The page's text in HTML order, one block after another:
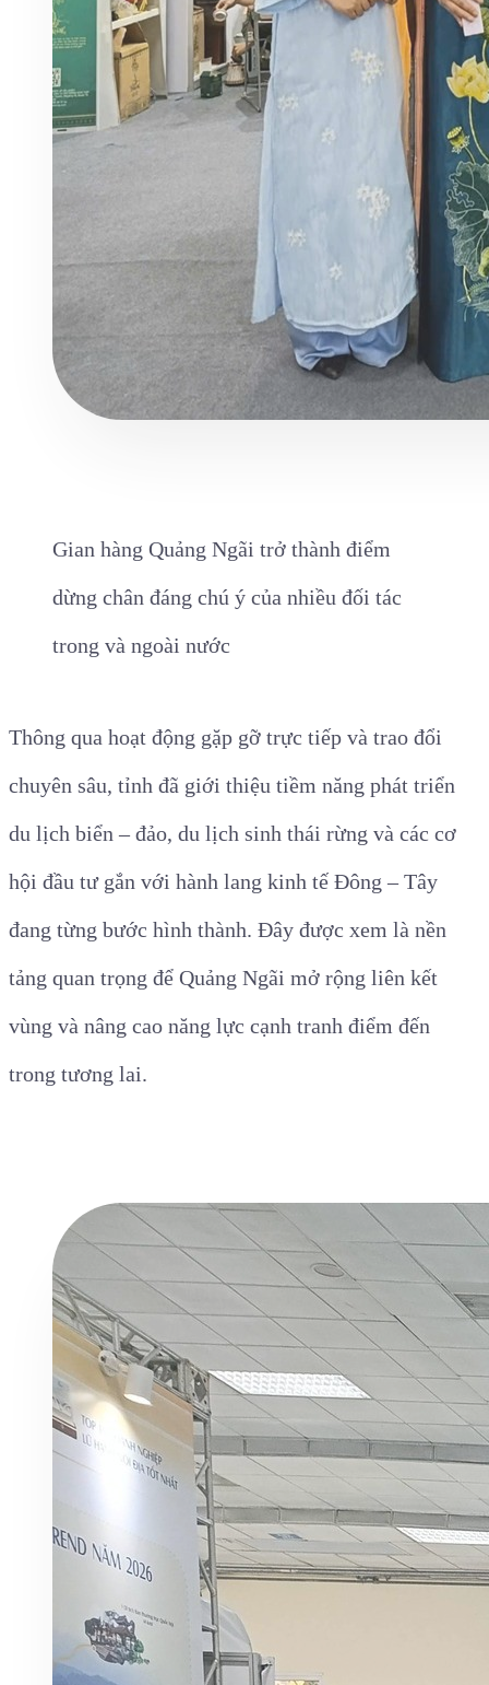
Gian hàng Quảng Ngãi trở thành điểm
dừng chân đáng chú ý của nhiều đối tác
trong và ngoài nước
Thông qua hoạt động gặp gỡ trực tiếp và trao đổi
chuyên sâu, tỉnh đã giới thiệu tiềm năng phát triển
du lịch biển – đảo, du lịch sinh thái rừng và các cơ
hội đầu tư gắn với hành lang kinh tế Đông – Tây
đang từng bước hình thành. Đây được xem là nền
tảng quan trọng để Quảng Ngãi mở rộng liên kết
vùng và nâng cao năng lực cạnh tranh điểm đến
trong tương lai.